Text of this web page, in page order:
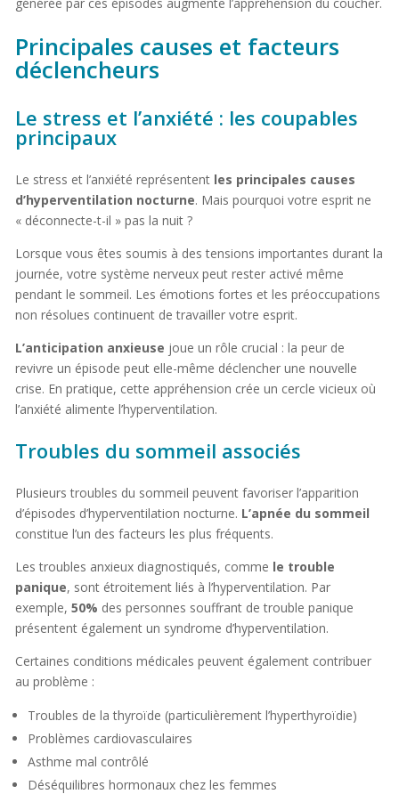
générée par ces épisodes augmente l’appréhension du coucher.
Principales causes et facteurs
déclencheurs
Le stress et l’anxiété : les coupables
principaux
Le stress et l’anxiété représentent les principales causes
d’hyperventilation nocturne. Mais pourquoi votre esprit ne
« déconnecte-t-il » pas la nuit ?
Lorsque vous êtes soumis à des tensions importantes durant la
journée, votre système nerveux peut rester activé même
pendant le sommeil. Les émotions fortes et les préoccupations
non résolues continuent de travailler votre esprit.
L’anticipation anxieuse joue un rôle crucial : la peur de
revivre un épisode peut elle-même déclencher une nouvelle
crise. En pratique, cette appréhension crée un cercle vicieux où
l’anxiété alimente l’hyperventilation.
Troubles du sommeil associés
Plusieurs troubles du sommeil peuvent favoriser l’apparition
d’épisodes d’hyperventilation nocturne. L’apnée du sommeil
constitue l’un des facteurs les plus fréquents.
Les troubles anxieux diagnostiqués, comme le trouble
panique, sont étroitement liés à l’hyperventilation. Par
exemple, 50% des personnes souffrant de trouble panique
présentent également un syndrome d’hyperventilation.
Certaines conditions médicales peuvent également contribuer
au problème :
Troubles de la thyroïde (particulièrement l’hyperthyroïdie)
Problèmes cardiovasculaires
Asthme mal contrôlé
Déséquilibres hormonaux chez les femmes